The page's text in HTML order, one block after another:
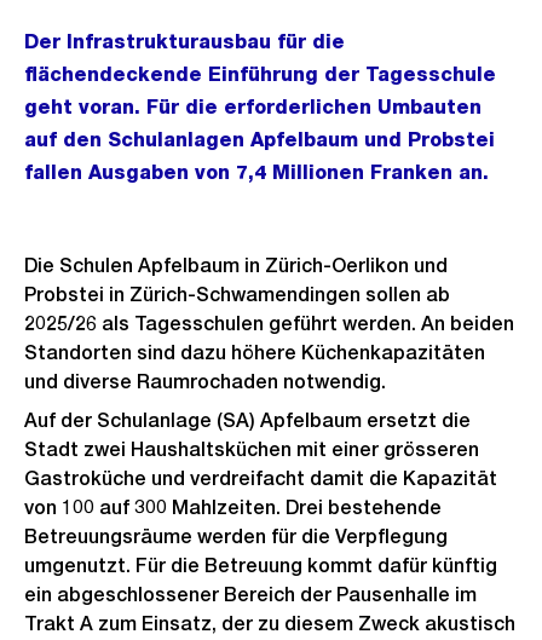
Der Infrastrukturausbau für die
flächendeckende Einführung der Tagesschule
geht voran. Für die erforderlichen Umbauten
auf den Schulanlagen Apfelbaum und Probstei
fallen Ausgaben von 7,4 Millionen Franken an.
Die Schulen Apfelbaum in Zürich-Oerlikon und
Probstei in Zürich-Schwamendingen sollen ab
2025/26 als Tagesschulen geführt werden. An beiden
Standorten sind dazu höhere Küchenkapazitäten
und diverse Raumrochaden notwendig.
Auf der Schulanlage (SA) Apfelbaum ersetzt die
Stadt zwei Haushaltsküchen mit einer grösseren
Gastroküche und verdreifacht damit die Kapazität
von 100 auf 300 Mahlzeiten. Drei bestehende
Betreuungsräume werden für die Verpflegung
umgenutzt. Für die Betreuung kommt dafür künftig
ein abgeschlossener Bereich der Pausenhalle im
Trakt A zum Einsatz, der zu diesem Zweck akustisch